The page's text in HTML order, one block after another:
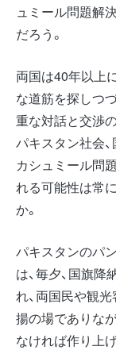
ュミール問題解
だろう。
両国は40年以上
な道筋を探しつ
重な対話と交渉
パキスタン社会
カシュミール問
れる可能性は常
か。
パキスタンのパ
は、毎夕、国旗
れ、両国民や観
揚の場でありな
なければ作り上